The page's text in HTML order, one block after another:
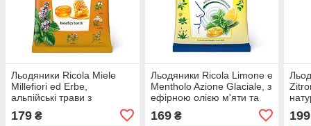
Льодяники Ricola Miele
Millefiori ed Erbe,
альпійські трави з
квітковим медом без цукру
75 г.
179 ₴
Льодяники Ricola Limone e
Mentholo Azione Glaciale, з
ефірною олією м'яти та
169₴
70 г.
199